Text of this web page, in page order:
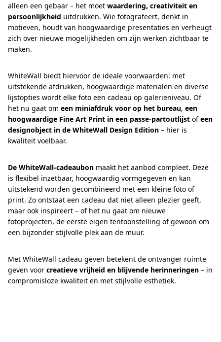
alleen een gebaar – het moet waardering, creativiteit en
persoonlijkheid uitdrukken. Wie fotografeert, denkt in
motieven, houdt van hoogwaardige presentaties en verheugt
zich over nieuwe mogelijkheden om zijn werken zichtbaar te
maken.
WhiteWall biedt hiervoor de ideale voorwaarden: met
uitstekende afdrukken, hoogwaardige materialen en diverse
lijstopties wordt elke foto een cadeau op galerieniveau. Of
het nu gaat om een miniafdruk voor op het bureau, een
hoogwaardige Fine Art Print in een passe-partoutlijst ofeen
designobject in de WhiteWall Design Edition – hier is
kwaliteit voelbaar.
De WhiteWall-cadeaubon maakt het aanbod compleet. Deze
is flexibel inzetbaar, hoogwaardig vormgegeven en kan
uitstekend worden gecombineerd met een kleine foto of
print. Zo ontstaat een cadeau dat niet alleen plezier geeft,
maar ook inspireert – of het nu gaat om nieuwe
fotoprojecten, de eerste eigen tentoonstelling of gewoon om
een bijzonder stijlvolle plek aan de muur.
Met WhiteWall cadeau geven betekent de ontvanger ruimte
geven voor creatieve vrijheid en blijvende herinneringen – in
compromisloze kwaliteit en met stijlvolle esthetiek.